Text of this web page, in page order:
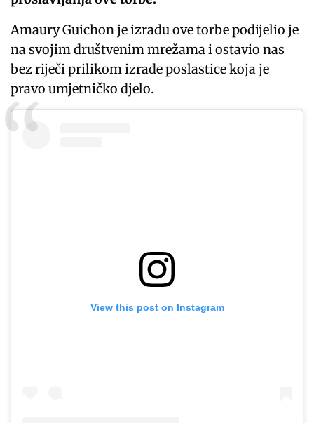
Amaury Guichon je izradu ove torbe podijelio je
na svojim društvenim mrežama i ostavio nas
bez riječi prilikom izrade poslastice koja je
pravo umjetničko djelo.
View this post on Instagram